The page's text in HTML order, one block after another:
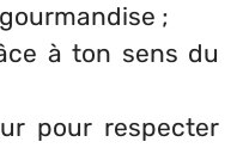
;
à ton sens du
pour respecter